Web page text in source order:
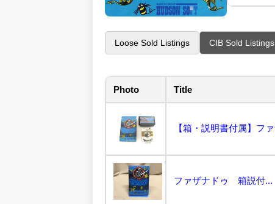
Loose Sold Listings CIB Sold Listings
Photo Title
ファザナドゥ 箱説付...